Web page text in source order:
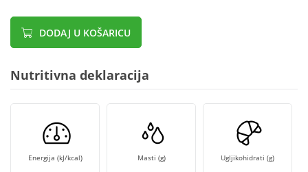
DODAJ U KOŠARICU
Nutritivna deklaracija
Energija (kJ/kcal) Masti (g) Ugljikohidrati (g)